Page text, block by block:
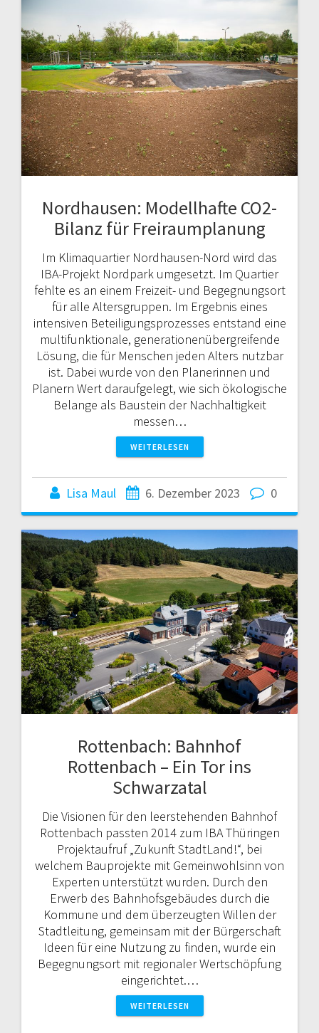
Nordhausen: Modellhafte CO2-
Bilanz für Freiraumplanung
Im Klimaquartier Nordhausen-Nord wird das
IBA-Projekt Nordpark umgesetzt. Im Quartier
fehlte es an einem Freizeit- und Begegnungsort
für alle Altersgruppen. Im Ergebnis eines
intensiven Beteiligungsprozesses entstand eine
multifunktionale, generationenübergreifende
Lösung, die für Menschen jeden Alters nutzbar
ist. Dabei wurde von den Planerinnen und
Planern Wert daraufgelegt, wie sich ökologische
Belange als Baustein der Nachhaltigkeit
messen…
WEITERLESEN
Lisa Maul 6. Dezember 2023 0
Rottenbach: Bahnhof
Rottenbach – Ein Tor ins
Schwarzatal
Die Visionen für den leerstehenden Bahnhof
Rottenbach passten 2014 zum IBA Thüringen
Projektaufruf „Zukunft StadtLand!“, bei
welchem Bauprojekte mit Gemeinwohlsinn von
Experten unterstützt wurden. Durch den
Erwerb des Bahnhofsgebäudes durch die
Kommune und dem überzeugten Willen der
Stadtleitung, gemeinsam mit der Bürgerschaft
Ideen für eine Nutzung zu finden, wurde ein
Begegnungsort mit regionaler Wertschöpfung
eingerichtet.…
WEITERLESEN